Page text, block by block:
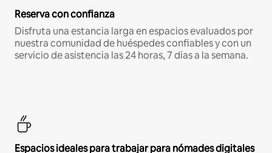
Reserva con confianza
Disfruta una estancia larga en espacios evaluados por
nuestra comunidad de huéspedes confiables y con un
servicio de asistencia las 24 horas, 7 días a la semana.
Espacios ideales para trabajar para nómades digitales